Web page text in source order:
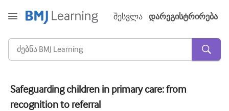
შესვლა დარეგისტრირება
მწვავე და გადაუდებელი
Safeguarding children in primary care: from
recognition to referral